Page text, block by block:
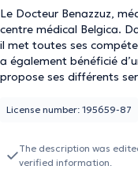
Le Docteur Benazzuz,
centre médical Belgica.
il met toutes ses
a également bénéficié d’une
propose ses différents
pratiquons également
License number: 195659-87
The description was
verified information.